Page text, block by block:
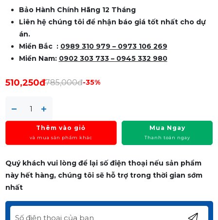
Bảo Hành Chính Hãng 12 Tháng
Liên hệ chúng tôi để nhận báo giá tốt nhất cho dự
án.
Miền Bắc : 0989 310 979 – 0973 106 269
Miền Nam: 0902 303 733 – 0945 332 980
510,250đ785,000đ-35%
Thêm vào giỏ
và mua sản phẩm khác
Mua Ngay
Thanh toán ngay
Quý khách vui lòng để lại số điện thoại nếu sản phẩm
này hết hàng, chúng tôi sẽ hỗ trợ trong thời gian sớm
nhất